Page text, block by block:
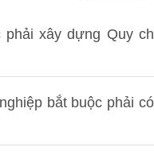
xây dựng Quy
bắt buộc phải